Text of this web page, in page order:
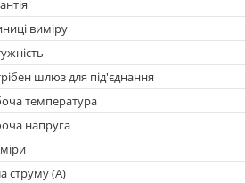
виміру
шлюз для під'єднання
температура
напруга
струму (А)